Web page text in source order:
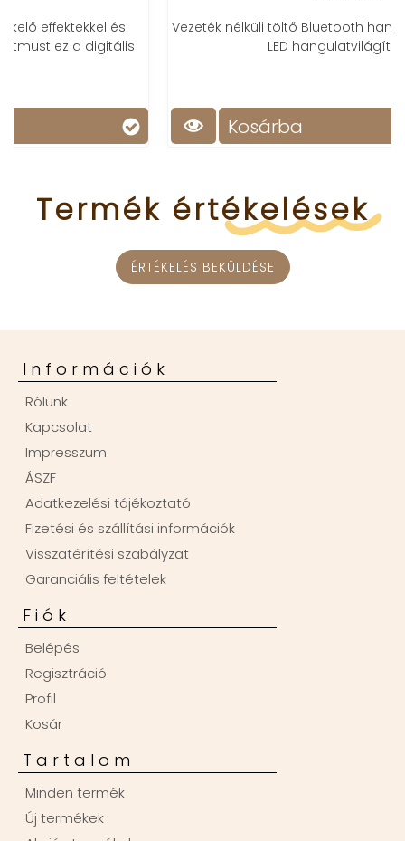
Vezeték nélküli töltő Bluetooth hangszóróval, órával és
LED hangulatvilágítással
Kosárba
Termék értékelések
ÉRTÉKELÉS BEKÜLDÉSE
Információk
Rólunk
Kapcsolat
Impresszum
ÁSZF
Adatkezelési tájékoztató
Fizetési és szállítási információk
Visszatérítési szabályzat
Garanciális feltételek
Fiók
Belépés
Regisztráció
Profil
Kosár
Tartalom
Minden termék
Új termékek